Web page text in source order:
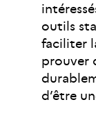
outils
faciliter
prouver
d’être